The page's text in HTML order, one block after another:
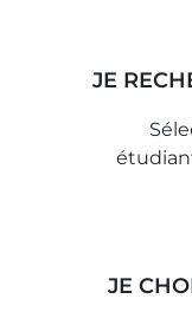
JE
JE